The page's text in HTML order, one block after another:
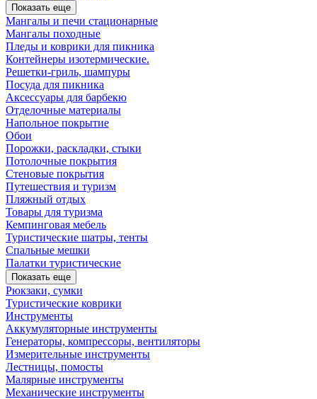
Показать еще
Мангалы и печи стационарные
Мангалы походные
Пледы и коврики для пикника
Контейнеры изотермические.
Решетки-гриль, шампуры
Посуда для пикника
Аксессуары для барбекю
Отделочные материалы
Напольное покрытие
Обои
Порожки, раскладки, стыки
Потолочные покрытия
Стеновые покрытия
Путешествия и туризм
Пляжный отдых
Товары для туризма
Кемпинговая мебель
Туристические шатры, тенты
Спальные мешки
Палатки туристические
Показать еще
Рюкзаки, сумки
Туристические коврики
Инструменты
Аккумуляторные инструменты
Генераторы, компрессоры, вентиляторы
Измерительные инструменты
Лестницы, помосты
Малярные инструменты
Механические инструменты